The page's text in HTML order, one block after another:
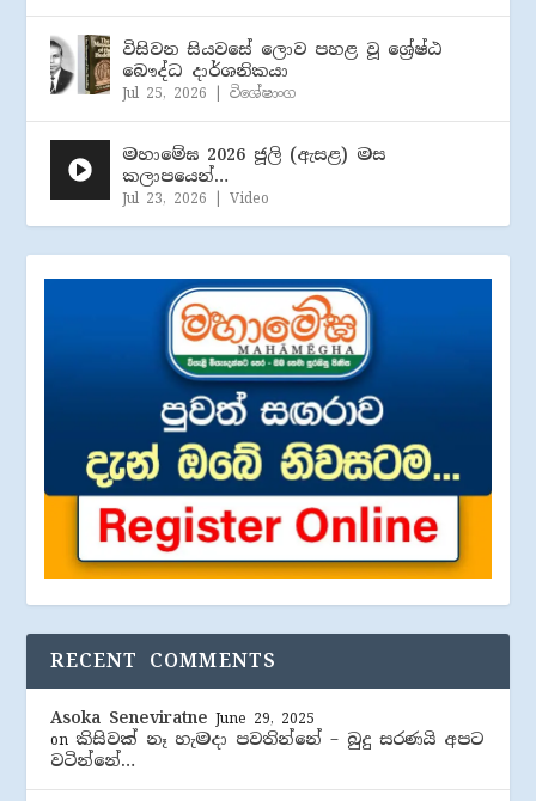
විසිවන සියවසේ ලොව පහළ වූ ශ්‍රේෂ්ඨ
බෞද්ධ දාර්ශනිකයා
Jul 25, 2026 |විශේෂාංග
මහාමේඝ 2026 ජූලි (​ඇසළ) මස
කලාපයෙන්…
Jul 23, 2026 |Video
RECENT COMMENTS
Asoka Seneviratne June 29, 2025
on කිසිවක් නෑ හැමදා පවතින්නේ – බුදු සරණයි අපට
වටින්නේ…